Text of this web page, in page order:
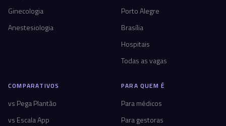
Ginecologia
Anestesiologia
Porto Alegre
Brasília
Hospitais
Todas as vagas
COMPARATIVOS
vs Pega Plantão
vs Escala App
PARA QUEM É
Para médicos
Para gestoras